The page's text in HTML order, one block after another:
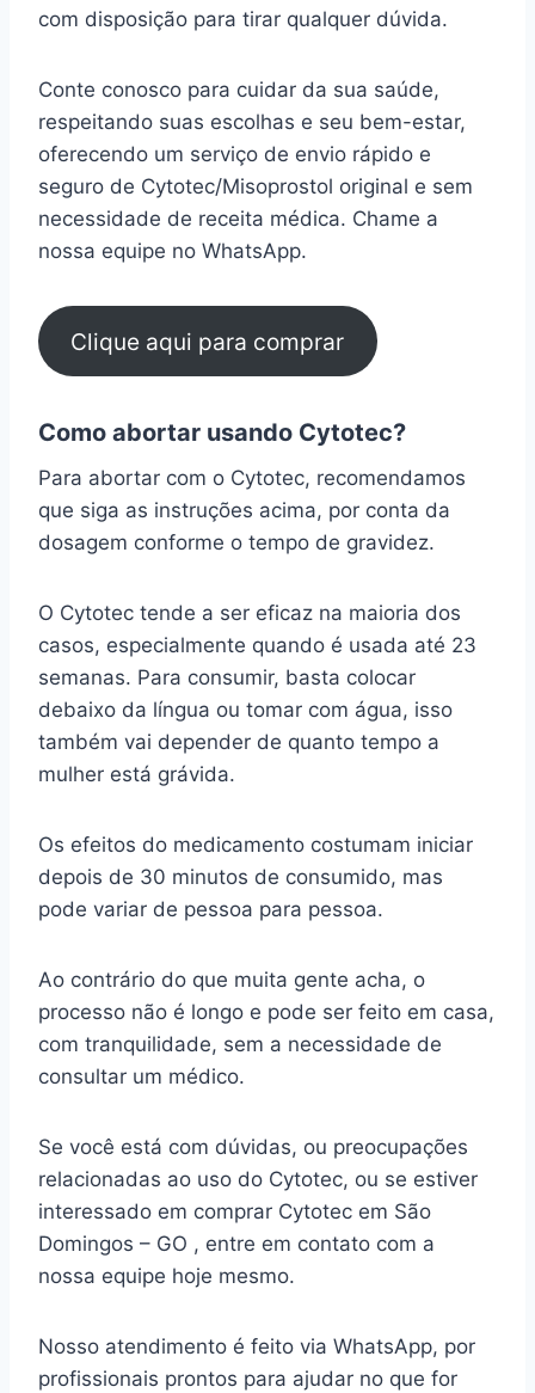
com disposição para tirar qualquer dúvida.
Conte conosco para cuidar da sua saúde,
respeitando suas escolhas e seu bem-estar,
oferecendo um serviço de envio rápido e
seguro de Cytotec/Misoprostol original e sem
necessidade de receita médica. Chame a
nossa equipe no WhatsApp.
Clique aqui para comprar
Como abortar usando Cytotec?
Para abortar com o Cytotec, recomendamos
que siga as instruções acima, por conta da
dosagem conforme o tempo de gravidez.
O Cytotec tende a ser eficaz na maioria dos
casos, especialmente quando é usada até 23
semanas. Para consumir, basta colocar
debaixo da língua ou tomar com água, isso
também vai depender de quanto tempo a
mulher está grávida.
Os efeitos do medicamento costumam iniciar
depois de 30 minutos de consumido, mas
pode variar de pessoa para pessoa.
Ao contrário do que muita gente acha, o
processo não é longo e pode ser feito em casa,
com tranquilidade, sem a necessidade de
consultar um médico.
Se você está com dúvidas, ou preocupações
relacionadas ao uso do Cytotec, ou se estiver
interessado em comprar Cytotec em São
Domingos – GO , entre em contato com a
nossa equipe hoje mesmo.
Nosso atendimento é feito via WhatsApp, por
profissionais prontos para ajudar no que for